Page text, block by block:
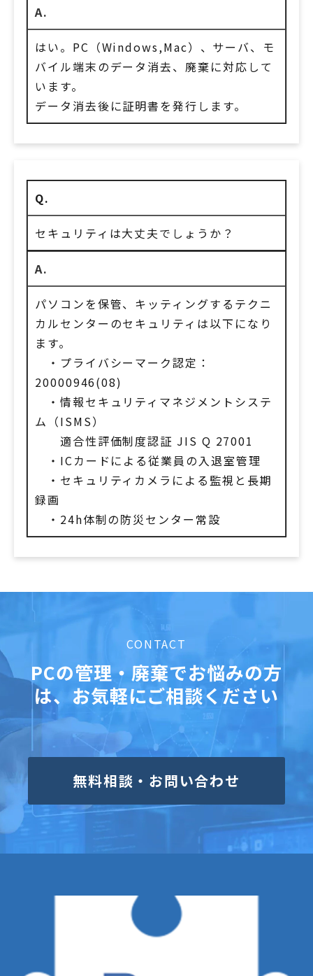
A.
はい。PC（Windows,Mac）、サーバ、モ
バイル端末のデータ消去、廃棄に対応して
います。
データ消去後に証明書を発行します。
Q.
セキュリティは大丈夫でしょうか？
A.
パソコンを保管、キッティングするテクニ
カルセンターのセキュリティは以下になり
ます。
・プライバシーマーク認定：
20000946(08)
・情報セキュリティマネジメントシステ
ム（ISMS）
適合性評価制度認証 JIS Q 27001
・ICカードによる従業員の入退室管理
・セキュリティカメラによる監視と長期
録画
・24h体制の防災センター常設
CONTACT
PCの管理・廃棄でお悩みの方
は、お気軽にご相談ください
無料相談・お問い合わせ